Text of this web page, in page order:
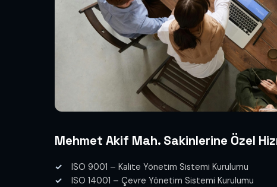
Mehmet Akif Mah. Sakinlerine Özel
ISO 9001 – Kalite Yönetim Sistemi Kurulumu
ISO 14001 – Çevre Yönetim Sistemi Kurulumu